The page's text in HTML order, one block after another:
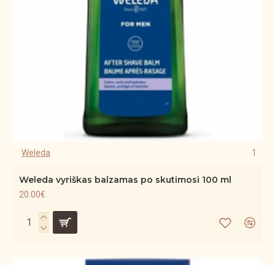
Weleda 1
Weleda vyriškas balzamas po skutimosi 100 ml
20.00€